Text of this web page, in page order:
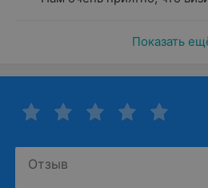
симптоматики с
попадает точно в место
Показать